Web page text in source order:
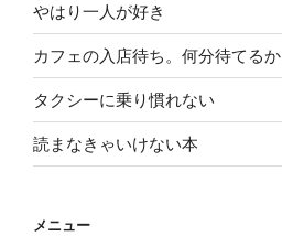
やはり一人が好き
カフェの入店待ち。何分待てるか
タクシーに乗り慣れない
読まなきゃいけない本
メニュー